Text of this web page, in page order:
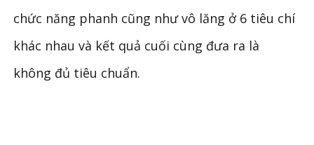
chức năng phanh cũng như vô lăng ở 6 tiêu chí
khác nhau và kết quả cuối cùng đưa ra là
không đủ tiêu chuẩn.